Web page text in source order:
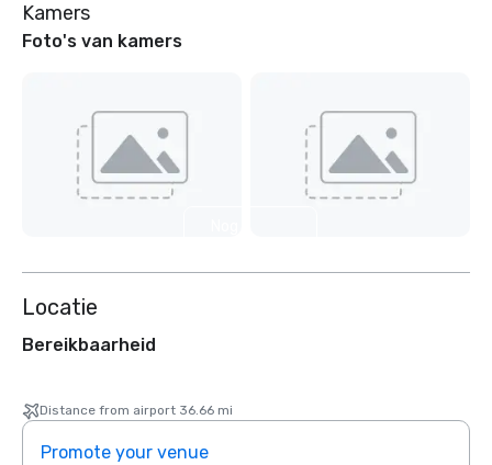
Kamers
Foto's van kamers
Locatie
Bereikbaarheid
Distance from airport 36.66 mi
Promote your venue